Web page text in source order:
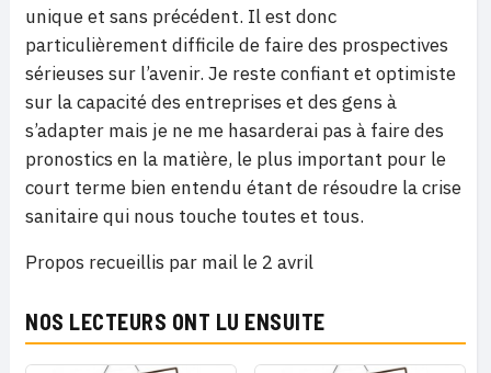
unique et sans précédent. Il est donc
particulièrement difficile de faire des prospectives
sérieuses sur l’avenir. Je reste confiant et optimiste
sur la capacité des entreprises et des gens à
s’adapter mais je ne me hasarderai pas à faire des
pronostics en la matière, le plus important pour le
court terme bien entendu étant de résoudre la crise
sanitaire qui nous touche toutes et tous.
Propos recueillis par mail le 2 avril
NOS LECTEURS ONT LU ENSUITE